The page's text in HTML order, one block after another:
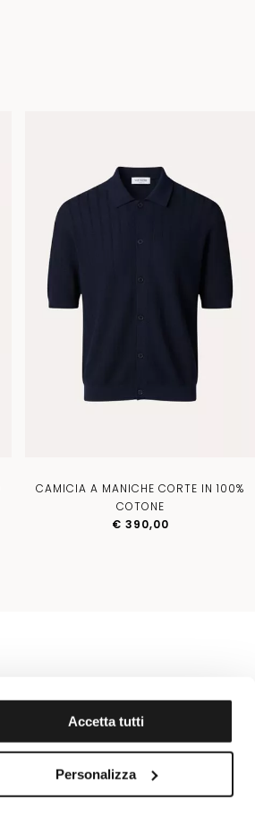
Accetta tutti
Personalizza
CAMICIA A MANICHE CORTE IN 100%
COTONE
€ 390,00